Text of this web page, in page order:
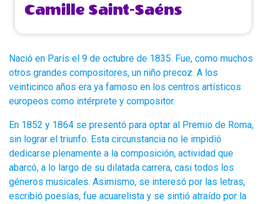
Camille Saint-Saéns
Nació en París el 9 de octubre de 1835. Fue, como muchos
otros grandes compositores, un niño precoz. A los
veinticinco años era ya famoso en los centros artísticos
europeos como intérprete y compositor.
En 1852 y 1864 se presentó para optar al Premio de Roma,
sin lograr el triunfo. Esta circunstancia no le impidió
dedicarse plenamente a la composición, actividad que
abarcó, a lo largo de su dilatada carrera, casi todos los
géneros musicales. Asimismo, se interesó por las letras,
escribió poesías, fue acuarelista y se sintió atraído por la